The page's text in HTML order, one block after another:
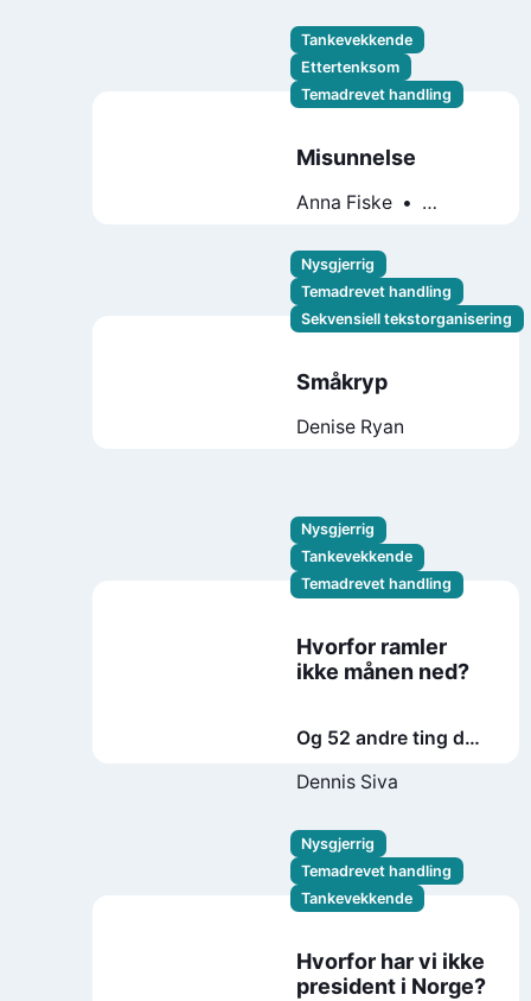
Tankevekkende
Ettertenksom
Temadrevet handling
Misunnelse
Anna Fiske
Nysgjerrig
Temadrevet handling
Sekvensiell tekstorganisering
Småkryp
Denise Ryan
Nysgjerrig
Tankevekkende
Temadrevet handling
Hvorfor ramler
ikke månen ned?
Og 52 andre ting du
vitenskap
Dennis Siva
Nysgjerrig
Temadrevet handling
Tankevekkende
Hvorfor har vi ikke
president i Norge?